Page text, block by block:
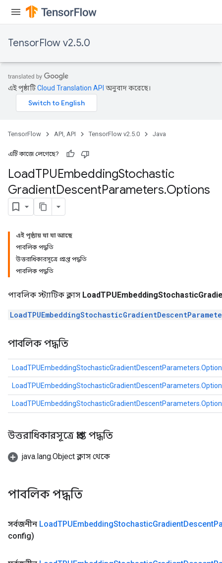
TensorFlow v2.5.0
এই পৃষ্ঠাটিCloud Translation API অনুবাদ করেছে।
TensorFlow API, API TensorFlow v2.5.0 Java
এটি কাজে লেগেছে?
LoadTPUEmbeddingStochastic
GradientDescentParameters.Options
এই পৃষ্ঠায় যা যা আছে
পাবলিক পদ্ধতি
উত্তরাধিকারসূত্রে প্রাপ্ত পদ্ধতি
পাবলিক পদ্ধতি
পাবলিক স্ট্যাটিক ক্লাস
পাবলিক পদ্ধতি
উত্তরাধিকারসূত্রে প্রাপ্ত পদ্ধতি
java.lang.Object ক্লাস থেকে
পাবলিক পদ্ধতি
সর্বজনীন LoadTPUEmbeddingStochasticGradientDescent
config)